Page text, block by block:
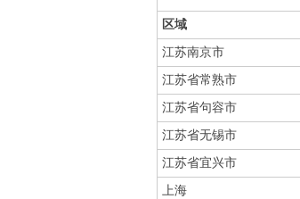
区域
江苏南京市
江苏省常熟市
江苏省句容市
江苏省无锡市
江苏省宜兴市
上海